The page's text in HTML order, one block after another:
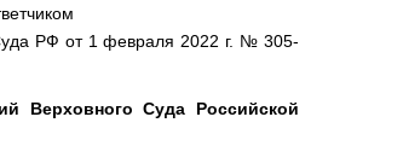
РФ от 1 февраля 2022 г. № 305-
Верховного Суда Российской